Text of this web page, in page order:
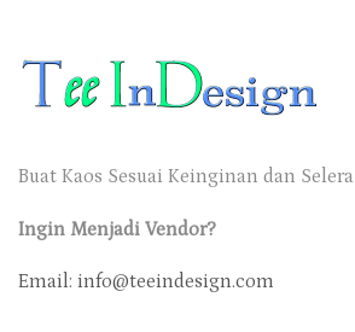
Buat Kaos Sesuai Keinginan dan
Ingin Menjadi Vendor?
Email: info@teeindesign.com